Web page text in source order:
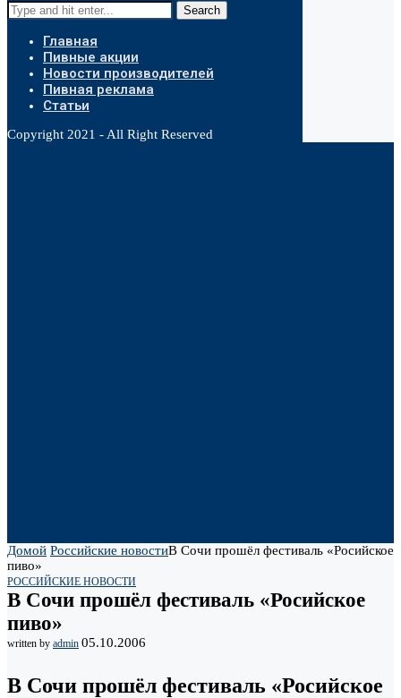
Search
Главная
Пивные акции
Новости производителей
Пивная реклама
Статьи
Copyright 2021 - All Right Reserved
Домой Российские новостиВ Сочи прошёл фестиваль «Росийское
пиво»
РОССИЙСКИЕ НОВОСТИ
В Сочи прошёл фестиваль «Росийское
пиво»
written by admin 05.10.2006
В Сочи прошёл фестиваль «Росийское